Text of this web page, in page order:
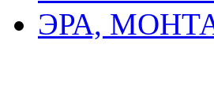
ЭРА,